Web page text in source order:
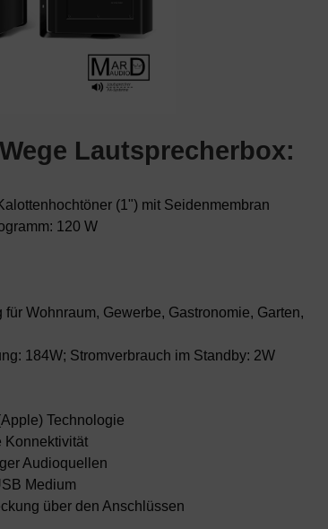
Lautsprecherbox:
(1") mit Seidenmembran
120 W
Wohnraum, Gewerbe, Gastronomie, Garten,
184W; Stromverbrauch im Standby: 2W
Technologie
Konnektivität
Audioquellen
Medium
über den Anschlüssen